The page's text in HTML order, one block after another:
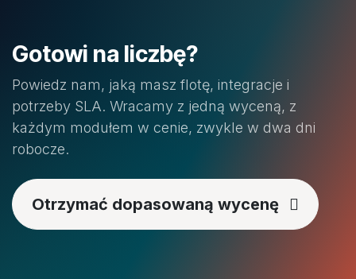
Gotowi na liczbę?
Powiedz nam, jaką masz flotę, integracje i
potrzeby SLA. Wracamy z jedną wyceną, z
każdym modułem w cenie, zwykle w dwa dni
robocze.
Otrzymać dopasowaną wycenę